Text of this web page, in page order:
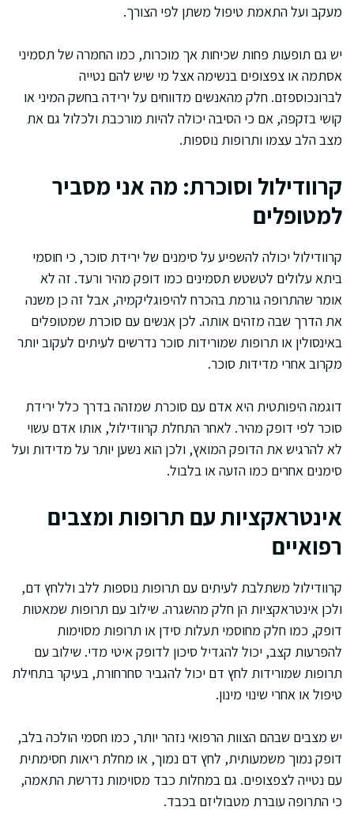
מעקב ועל התאמת טיפול משתן לפי הצורך.
יש גם תופעות פחות שכיחות אך מוכרות, כמו החמרה של תסמיני
אסתמה או צפצופים בנשימה אצל מי שיש להם נטייה
לברונכוספזם. חלק מהאנשים מדווחים על ירידה בחשק המיני או
קושי בזקפה, אם כי הסיבה יכולה להיות מורכבת ולכלול גם את
מצב הלב עצמו ותרופות נוספות.
קרוודילול וסוכרת: מה אני מסביר
למטופלים
קרוודילול יכולה להשפיע על סימנים של ירידת סוכר, כי חוסמי
ביתא עלולים לטשטש תסמינים כמו דופק מהיר ורעד. זה לא
אומר שהתרופה גורמת בהכרח להיפוגליקמיה, אבל זה כן משנה
את הדרך שבה מזהים אותה. לכן אנשים עם סוכרת שמטופלים
באינסולין או תרופות שמורידות סוכר נדרשים לעיתים לעקוב יותר
מקרוב אחרי מדידות סוכר.
דוגמה היפותטית היא אדם עם סוכרת שמזהה בדרך כלל ירידת
סוכר לפי דופק מהיר. לאחר התחלת קרוודילול, אותו אדם עשוי
לא להרגיש את הדופק המואץ, ולכן הוא נשען יותר על מדידות ועל
סימנים אחרים כמו הזעה או בלבול.
אינטראקציות עם תרופות ומצבים
רפואיים
קרוודילול משתלבת לעיתים עם תרופות נוספות ללב וללחץ דם,
ולכן אינטראקציות הן חלק מהשגרה. שילוב עם תרופות שמאטות
דופק, כמו חלק מחוסמי תעלות סידן או תרופות מסוימות
להפרעות קצב, יכול להגדיל סיכון לדופק איטי מדי. שילוב עם
תרופות שמורידות לחץ דם יכול להגביר סחרחורת, בעיקר בתחילת
טיפול או אחרי שינוי מינון.
יש מצבים שבהם הצוות הרפואי נזהר יותר, כמו חסמי הולכה בלב,
דופק נמוך משמעותית, לחץ דם נמוך, או מחלת ריאות חסימתית
עם נטייה לצפצופים. גם במחלות כבד מסוימות נדרשת התאמה,
כי התרופה עוברת מטבוליזם בכבד.